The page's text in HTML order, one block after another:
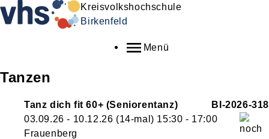
Kreisvolkshochschule
Birkenfeld
Menü
Tanzen
Tanz dich fit 60+ (Seniorentanz)
BI-2026-318
03.09.26 - 10.12.26 (14-mal) 15:30 - 17:00
Frauenberg